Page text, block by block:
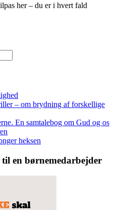
her – du er i hvert fald
– om brydning af forskellige
En samtalebog om Gud og os
heksen
en børnemedarbejder